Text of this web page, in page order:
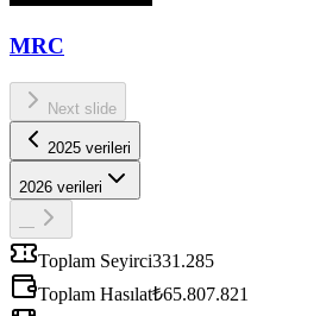
MRC
Next slide
2025 verileri
2026 verileri
—
Toplam Seyirci331.285
Toplam Hasılat₺65.807.821